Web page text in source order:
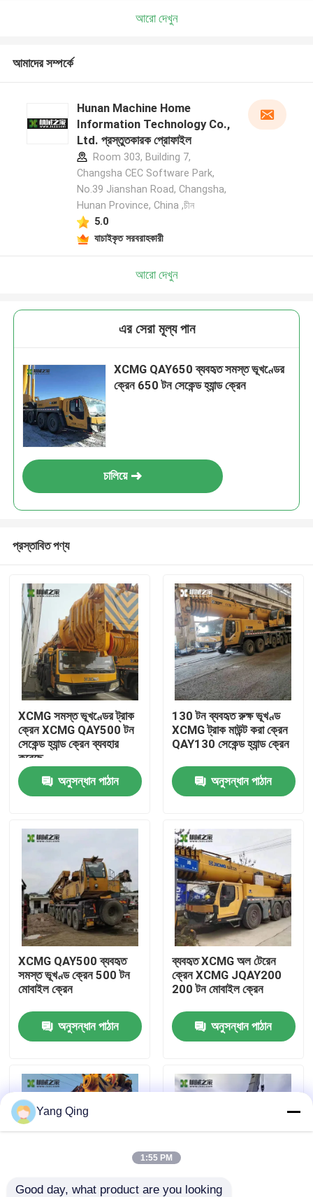
বাড়ি
পণ্য
আমাদের সম্পর্কে
কারখানা ভ্রমণ
মান নিয়ন্ত্রণ
যোগাযোগ করুন
ব্যবহৃত ট্রাক ক্রেন
ব্যবহৃত সমস্ত ভূখণ্ড ক্রেন
আরো দেখুন
আমাদের সম্পর্কে
Hunan Machine Home
Information Technology Co.,
Ltd. প্রস্তুতকারক প্রোফাইল
Room 303, Building 7,
Changsha CEC Software Park,
No.39 Jianshan Road, Changsha,
Hunan Province, China ,চীন
5.0
যাচাইকৃত সরবরাহকারী
আরো দেখুন
এর সেরা মূল্য পান
XCMG QAY650 ব্যবহৃত সমস্ত ভূখণ্ডের
ক্রেন 650 টন সেকেন্ড হ্যান্ড ক্রেন
চালিয়ে
প্রস্তাবিত পণ্য
XCMG সমস্ত ভূখণ্ডের ট্রাক
ক্রেন XCMG QAY500 টন
সেকেন্ড হ্যান্ড ক্রেন ব্যবহার
করেছে
অনুসন্ধান পাঠান
130 টন ব্যবহৃত রুক্ষ ভূখণ্ড
XCMG ট্রাক মাউন্ট করা ক্রেন
QAY130 সেকেন্ড হ্যান্ড ক্রেন
অনুসন্ধান পাঠান
XCMG QAY500 ব্যবহৃত
সমস্ত ভূখণ্ড ক্রেন 500 টন
মোবাইল ক্রেন
অনুসন্ধান পাঠান
ব্যবহৃত XCMG অল টেরেন
ক্রেন XCMG JQAY200
200 টন মোবাইল ক্রেন
অনুসন্ধান পাঠান
Yang Qing
1:55 PM
Good day, what product are you looking